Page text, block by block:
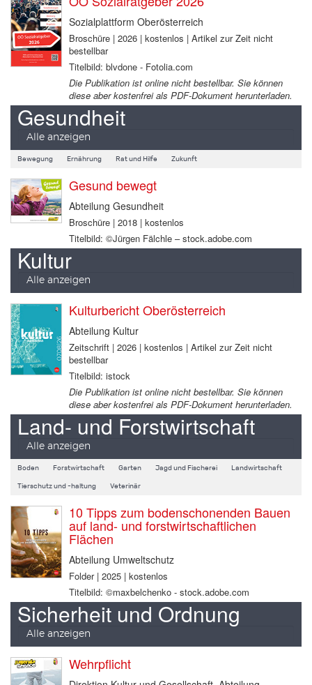
Sozialplattform Oberösterreich
Broschüre | 2026 | kostenlos | Artikel zur Zeit nicht
bestellbar
Titelbild: blvdone - Fotolia.com
Die Publikation ist online nicht bestellbar. Sie können
diese aber kostenfrei als PDF-Dokument herunterladen.
Gesundheit
Alle anzeigen
Bewegung Ernährung Rat und Hilfe Zukunft
Gesund bewegt
Abteilung Gesundheit
Broschüre | 2018 | kostenlos
Titelbild: ©Jürgen Fälchle – stock.adobe.com
Kultur
Alle anzeigen
Kulturbericht Oberösterreich
Abteilung Kultur
Zeitschrift | 2026 | kostenlos | Artikel zur Zeit nicht
bestellbar
Titelbild: istock
Die Publikation ist online nicht bestellbar. Sie können
diese aber kostenfrei als PDF-Dokument herunterladen.
Land- und Forstwirtschaft
Alle anzeigen
Boden Forstwirtschaft Garten Jagd und Fischerei Landwirtschaft
Tierschutz und -haltung Veterinär
10 Tipps zum bodenschonenden Bauen
auf land- und forstwirtschaftlichen
Flächen
Abteilung Umweltschutz
Folder | 2025 | kostenlos
Titelbild: ©maxbelchenko - stock.adobe.com
Sicherheit und Ordnung
Alle anzeigen
Wehrpflicht